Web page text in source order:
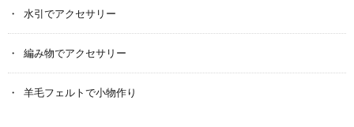
水引でアクセサリー
編み物でアクセサリー
羊毛フェルトで小物作り